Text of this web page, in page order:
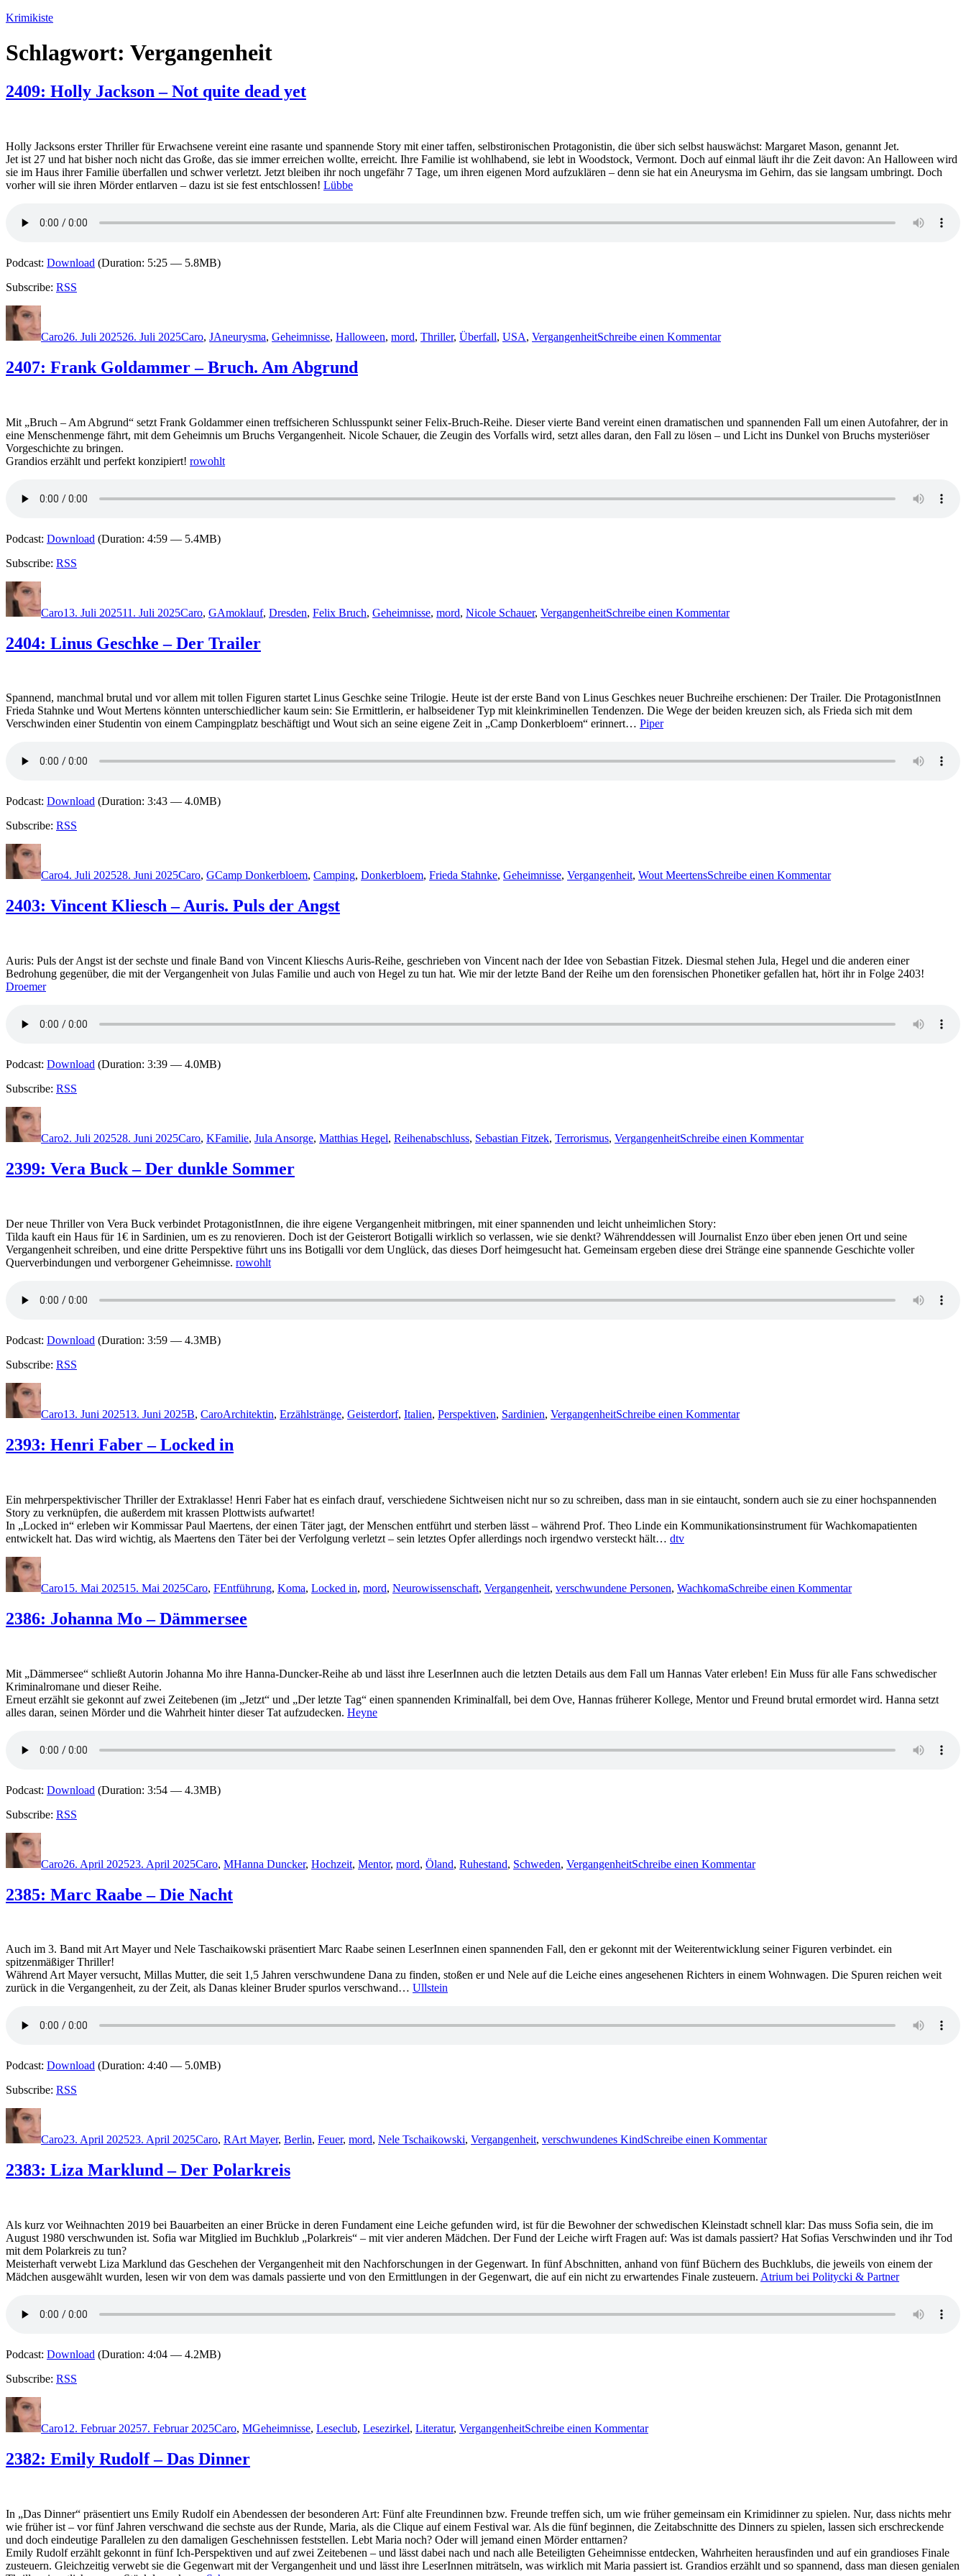
Zum
springen
Krimikiste
Schlagwort: Vergangenheit
2409: Holly Jackson – Not quite dead yet
Holly Jacksons erster Thriller für Erwachsene vereint eine rasante und spannende Story mit einer taffen, selbstironischen Protagonistin, die über sich selbst hauswächst: Margaret Mason, genannt Jet.
Jet ist 27 und hat bisher noch nicht das Große, das sie immer erreichen wollte, erreicht. Ihre Familie ist wohlhabend, sie lebt in Woodstock, Vermont. Doch auf einmal läuft ihr die Zeit davon: An Halloween wird
sie im Haus ihrer Familie überfallen und schwer verletzt. Jetzt bleiben ihr noch ungefähr 7 Tage, um ihren eigenen Mord aufzuklären – denn sie hat ein Aneurysma im Gehirn, das sie langsam umbringt. Doch
vorher will sie ihren Mörder entlarven – dazu ist sie fest entschlossen! Lübbe
Podcast: Download (Duration: 5:25 — 5.8MB)
Subscribe: RSS
Autor
Caro26. Juli 202526. Juli 2025Caro, JAneurysma, Geheimnisse, Halloween, mord, Thriller, Überfall, USA, VergangenheitSchreibe einen KommentarHolly
2407: Frank Goldammer – Bruch. Am Abgrund
Mit „Bruch – Am Abgrund“ setzt Frank Goldammer einen treffsicheren Schlusspunkt seiner Felix-Bruch-Reihe. Dieser vierte Band vereint einen dramatischen und spannenden Fall um einen Autofahrer, der in
eine Menschenmenge fährt, mit dem Geheimnis um Bruchs Vergangenheit. Nicole Schauer, die Zeugin des Vorfalls wird, setzt alles daran, den Fall zu lösen – und Licht ins Dunkel von Bruchs mysteriöser
Vorgeschichte zu bringen.
Grandios erzählt und perfekt konzipiert! rowohlt
Podcast: Download (Duration: 4:59 — 5.4MB)
Subscribe: RSS
Autor
Caro13. Juli 202511. Juli 2025Caro, GAmoklauf, Dresden, Felix Bruch, Geheimnisse, mord, Nicole Schauer, VergangenheitSchreibe einen KommentarFrank
2404: Linus Geschke – Der Trailer
Spannend, manchmal brutal und vor allem mit tollen Figuren startet Linus Geschke seine Trilogie. Heute ist der erste Band von Linus Geschkes neuer Buchreihe erschienen: Der Trailer. Die ProtagonistInnen
Frieda Stahnke und Wout Mertens könnten unterschiedlicher kaum sein: Sie Ermittlerin, er halbseidener Typ mit kleinkriminellen Tendenzen. Die Wege der beiden kreuzen sich, als Frieda sich mit dem
Verschwinden einer Studentin von einem Campingplatz beschäftigt und Wout sich an seine eigene Zeit in „Camp Donkerbloem“ erinnert… Piper
Podcast: Download (Duration: 3:43 — 4.0MB)
Subscribe: RSS
Autor
Caro4. Juli 202528. Juni 2025Caro, GCamp Donkerbloem, Camping, Donkerbloem, Frieda Stahnke, Geheimnisse, Vergangenheit, Wout MeertensSchreibe einen KommentarLinus
2403: Vincent Kliesch – Auris. Puls der Angst
Auris: Puls der Angst ist der sechste und finale Band von Vincent Klieschs Auris-Reihe, geschrieben von Vincent nach der Idee von Sebastian Fitzek. Diesmal stehen Jula, Hegel und die anderen einer
Bedrohung gegenüber, die mit der Vergangenheit von Julas Familie und auch von Hegel zu tun hat. Wie mir der letzte Band der Reihe um den forensischen Phonetiker gefallen hat, hört ihr in Folge 2403!
Droemer
Podcast: Download (Duration: 3:39 — 4.0MB)
Subscribe: RSS
Autor
Caro2. Juli 202528. Juni 2025Caro, KFamilie, Jula Ansorge, Matthias Hegel, Reihenabschluss, Sebastian Fitzek, Terrorismus, VergangenheitSchreibe einen KommentarVincent
2399: Vera Buck – Der dunkle Sommer
Der neue Thriller von Vera Buck verbindet ProtagonistInnen, die ihre eigene Vergangenheit mitbringen, mit einer spannenden und leicht unheimlichen Story:
Tilda kauft ein Haus für 1€ in Sardinien, um es zu renovieren. Doch ist der Geisterort Botigalli wirklich so verlassen, wie sie denkt? Währenddessen will Journalist Enzo über eben jenen Ort und seine
Vergangenheit schreiben, und eine dritte Perspektive führt uns ins Botigalli vor dem Unglück, das dieses Dorf heimgesucht hat. Gemeinsam ergeben diese drei Stränge eine spannende Geschichte voller
Querverbindungen und verborgener Geheimnisse. rowohlt
Podcast: Download (Duration: 3:59 — 4.3MB)
Subscribe: RSS
Autor
Caro13. Juni 202513. Juni 2025B, CaroArchitektin, Erzählstränge, Geisterdorf, Italien, Perspektiven, Sardinien, VergangenheitSchreibe einen KommentarVera
2393: Henri Faber – Locked in
Ein mehrperspektivischer Thriller der Extraklasse! Henri Faber hat es einfach drauf, verschiedene Sichtweisen nicht nur so zu schreiben, dass man in sie eintaucht, sondern auch sie zu einer hochspannenden
Story zu verknüpfen, die außerdem mit krassen Plottwists aufwartet!
In „Locked in“ erleben wir Kommissar Paul Maertens, der einen Täter jagt, der Menschen entführt und sterben lässt – während Prof. Theo Linde ein Kommunikationsinstrument für Wachkomapatienten
entwickelt hat. Das wird wichtig, als Maertens den Täter bei der Verfolgung verletzt – sein letztes Opfer allerdings noch irgendwo versteckt hält… dtv
Autor
Caro15. Mai 202515. Mai 2025Caro, FEntführung, Koma, Locked in, mord, Neurowissenschaft, Vergangenheit, verschwundene Personen, WachkomaSchreibe einen KommentarHenri
2386: Johanna Mo – Dämmersee
Mit „Dämmersee“ schließt Autorin Johanna Mo ihre Hanna-Duncker-Reihe ab und lässt ihre LeserInnen auch die letzten Details aus dem Fall um Hannas Vater erleben! Ein Muss für alle Fans schwedischer
Kriminalromane und dieser Reihe.
Erneut erzählt sie gekonnt auf zwei Zeitebenen (im „Jetzt“ und „Der letzte Tag“ einen spannenden Kriminalfall, bei dem Ove, Hannas früherer Kollege, Mentor und Freund brutal ermordet wird. Hanna setzt
alles daran, seinen Mörder und die Wahrheit hinter dieser Tat aufzudecken. Heyne
Podcast: Download (Duration: 3:54 — 4.3MB)
Subscribe: RSS
Autor
Caro26. April 202523. April 2025Caro, MHanna Duncker, Hochzeit, Mentor, mord, Öland, Ruhestand, Schweden, VergangenheitSchreibe einen KommentarJohanna
2385: Marc Raabe – Die Nacht
Auch im 3. Band mit Art Mayer und Nele Taschaikowski präsentiert Marc Raabe seinen LeserInnen einen spannenden Fall, den er gekonnt mit der Weiterentwicklung seiner Figuren verbindet. ein
spitzenmäßiger Thriller!
Während Art Mayer versucht, Millas Mutter, die seit 1,5 Jahren verschwundene Dana zu finden, stoßen er und Nele auf die Leiche eines angesehenen Richters in einem Wohnwagen. Die Spuren reichen weit
zurück in die Vergangenheit, zu der Zeit, als Danas kleiner Bruder spurlos verschwand… Ullstein
Podcast: Download (Duration: 4:40 — 5.0MB)
Subscribe: RSS
Autor
Caro23. April 202523. April 2025Caro, RArt Mayer, Berlin, Feuer, mord, Nele Tschaikowski, Vergangenheit, verschwundenes KindSchreibe einen KommentarMarc
2383: Liza Marklund – Der Polarkreis
Als kurz vor Weihnachten 2019 bei Bauarbeiten an einer Brücke in deren Fundament eine Leiche gefunden wird, ist für die Bewohner der schwedischen Kleinstadt schnell klar: Das muss Sofia sein, die im
August 1980 verschwunden ist. Sofia war Mitglied im Buchklub „Polarkreis“ – mit vier anderen Mädchen. Der Fund der Leiche wirft Fragen auf: Was ist damals passiert? Hat Sofias Verschwinden und ihr Tod
mit dem Polarkreis zu tun?
Meisterhaft verwebt Liza Marklund das Geschehen der Vergangenheit mit den Nachforschungen in der Gegenwart. In fünf Abschnitten, anhand von fünf Büchern des Buchklubs, die jeweils von einem der
Mädchen ausgewählt wurden, lesen wir von dem was damals passierte und von den Ermittlungen in der Gegenwart, die auf ein nicht zu erwartendes Finale zusteuern. Atrium bei Politycki & Partner
Podcast: Download (Duration: 4:04 — 4.2MB)
Subscribe: RSS
Autor
Caro12. Februar 20257. Februar 2025Caro, MGeheimnisse, Leseclub, Lesezirkel, Literatur, VergangenheitSchreibe einen KommentarLiza
2382: Emily Rudolf – Das Dinner
In „Das Dinner“ präsentiert uns Emily Rudolf ein Abendessen der besonderen Art: Fünf alte Freundinnen bzw. Freunde treffen sich, um wie früher gemeinsam ein Krimidinner zu spielen. Nur, dass nichts mehr
wie früher ist – vor fünf Jahren verschwand die sechste aus der Runde, Maria, als die Clique auf einem Festival war. Als die fünf beginnen, die Zeitabschnitte des Dinners zu spielen, lassen sich erschreckende
und doch eindeutige Parallelen zu den damaligen Geschehnissen feststellen. Lebt Maria noch? Oder will jemand einen Mörder enttarnen?
Emily Rudolf erzählt gekonnt in fünf Ich-Perspektiven und auf zwei Zeitebenen – und lässt dabei nach und nach alle Beteiligten Geheimnisse entdecken, Wahrheiten herausfinden und auf ein grandioses Finale
zusteuern. Gleichzeitig verwebt sie die Gegenwart mit der Vergangenheit und und lässt ihre LeserInnen miträtseln, was wirklich mit Maria passiert ist. Grandios erzählt und so spannend, dass man diesen genialen